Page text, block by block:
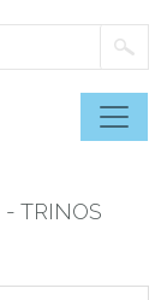
- TRINOS